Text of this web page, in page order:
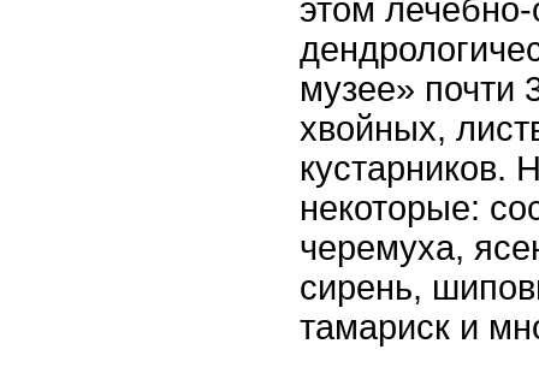
этом
музее» почти
хвойных,
кустарников.
некоторые:
черемуха,
сирень,
тамариск и